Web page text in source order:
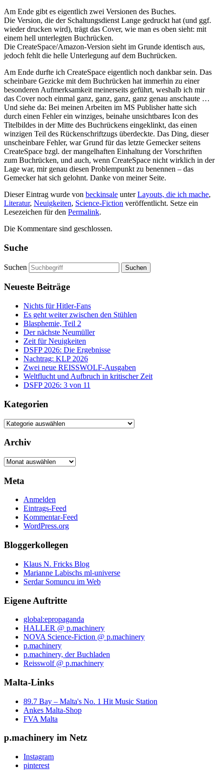
Am Ende gibt es eigentlich zwei Versionen des Buches.
Die Version, die der Schaltungsdienst Lange gedruckt hat (und ggf.
wieder drucken wird), trägt das Cover, wie man es oben sieht: mit
einem hell unterlegten Buchrücken.
Die CreateSpace/Amazon-Version sieht im Grunde identisch aus,
jedoch fehlt die helle Unterlegung auf dem Buchrücken.
Am Ende durfte ich CreateSpace eigentlich noch dankbar sein. Das
scheinbare Gezicke mit dem Buchrücken hat immerhin zu einer
besonderen Aufmerksamkeit meinerseits geführt, weshalb ich mir
das Cover noch einmal ganz, ganz, ganz, ganz genau anschaute …
Und siehe da: Bei meinen Arbeiten im MS Publisher hatte sich
durch einen Fehler ein winziges, beinahe unsichtbares Icon des
Titelbildes in der Mitte des Buchrückens eingeklinkt, das einen
winzigen Teil des Rückenschriftzugs überdeckte. Das Ding, dieser
unscheinbare Fehler, war Grund für das letzte Gemecker seitens
CreateSpace bzgl. der mangelhaften Einhaltung der Vorschriften
zum Buchrücken, und auch, wenn CreateSpace nicht wirklich in der
Lage war, mir genau diesen Problempunkt zu benennen – das
Gemecker hat sich gelohnt. Danke von meiner Seite.
Dieser Eintrag wurde von beckinsale unterLayouts, die ich mache,
Literatur, Neuigkeiten, Science-Fiction veröffentlicht. Setze ein
Lesezeichen für den Permalink.
Die Kommentare sind geschlossen.
Suche
Suchen
Neueste Beiträge
Nichts für Hitler-Fans
Es geht weiter zwischen den Stühlen
Blasphemie, Teil 2
Der nächste Neumüller
Zeit für Neuigkeiten
DSFP 2026: Die Ergebnisse
Nachtrag: KLP 2026
Zwei neue REISSWOLF-Ausgaben
Weltflucht und Aufbruch in kritischer Zeit
DSFP 2026: 3 von 11
Kategorien
Kategorien
Archiv
Archiv
Meta
Anmelden
Eintrags-Feed
Kommentar-Feed
WordPress.org
Bloggerkollegen
Klaus N. Fricks Blog
Marianne Labischs ml-universe
Serdar Somuncu im Web
Eigene Auftritte
global:epropaganda
HALLER @ p.machinery
NOVA Science-Fiction @ p.machinery
p.machinery
p.machinery, der Buchladen
Reisswolf @ p.machinery
Malta-Links
89.7 Bay – Malta's No. 1 Hit Music Station
Ankes Malta-Shop
FVA Malta
p.machinery im Netz
Instagram
pinterest